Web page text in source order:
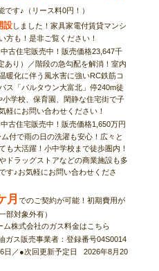
です♪（リース料0円！）
設しました！家具家電付賃貸マンシ
方も！是非ご覧ください！
中古住宅販売中！販売価格23,647千
あり）／階段の急勾配を解消！室内
暖化に伴う風水害に強いRC鉄筋コ
ス「パルタウン大富北」停240m徒
学校、保育園、閑静な住宅街で子
軽にお問い合わせください！
中古住宅販売中！販売価格1,650万円
付で雨の日の洗濯も安心！広々と
も大活躍！小中学校まで徒歩圏内！
ドラッグストアなどの商業施設も多
す♪お気軽にお問い合わせくださ
月 でのご契約が可能！初期費用が
部対象外有）
株式会社のガス料金はこちら
ガス販売事業者：登録番号04S0014
日／●次回更新予定日 2026年8月20